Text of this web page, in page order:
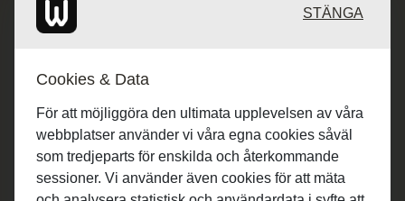
Redaktionen: desk@maratongroup.com STÄNGA
Cookies & Data
För att möjliggöra den ultimata upplevelsen av våra
webbplatser använder vi våra egna cookies såväl
som tredjeparts för enskilda och återkommande
sessioner. Vi använder även cookies för att mäta